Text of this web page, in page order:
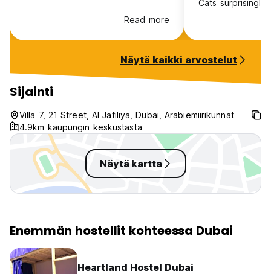
Read more
Cats surprisingly
dirty. Bathrooms
comfortable. Wi-
the router. The
big smart tv.
Näytä kaikki arvostelut
Sijainti
Villa 7, 21 Street, Al Jafiliya, Dubai, Arabiemiirikunnat
4.9km kaupungin keskustasta
Näytä kartta
Enemmän hostellit kohteessa Dubai
Heartland Hostel Dubai